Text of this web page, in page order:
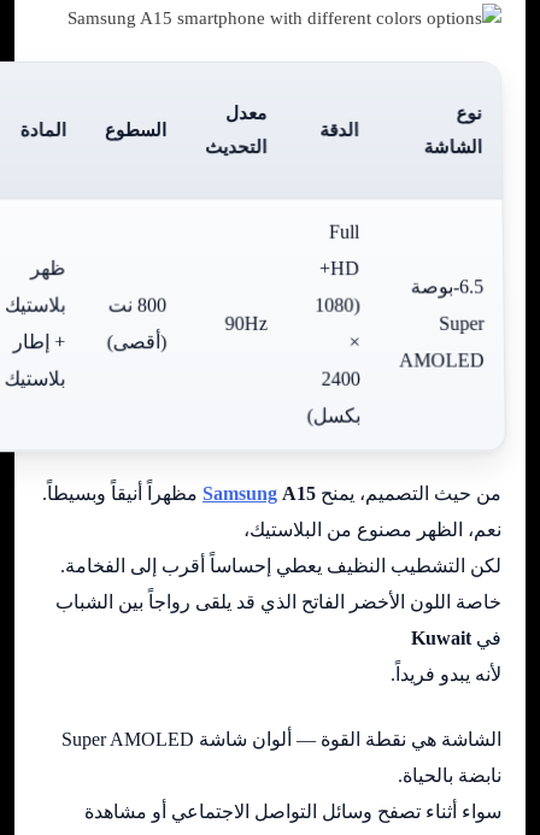
نوع
الشاشة
الدقة
معدل
التحديث
السطوع المادة
6.5-بوصة
Super
AMOLED
Full
HD+
(1080
×
2400
بكسل)
90Hz
800 نت
(أقصى)
ظهر
بلاستيك
+ إطار
بلاستيك
من حيث التصميم، يمنح Samsung A15
مظهراً أنيقاً وبسيطاً.
نعم، الظهر مصنوع من البلاستيك،
لكن التشطيب النظيف يعطي إحساساً أقرب إلى الفخامة.
خاصة اللون الأخضر الفاتح الذي قد يلقى رواجاً بين الشباب
في Kuwait
لأنه يبدو فريداً.
الشاشة هي نقطة القوة — ألوان شاشة Super AMOLED
نابضة بالحياة.
سواء أثناء تصفح وسائل التواصل الاجتماعي أو مشاهدة